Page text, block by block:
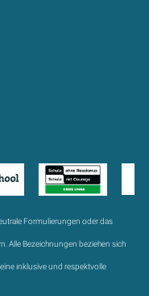
Formulierungen oder das
Alle Bezeichnungen beziehen sich
inklusive und respektvolle